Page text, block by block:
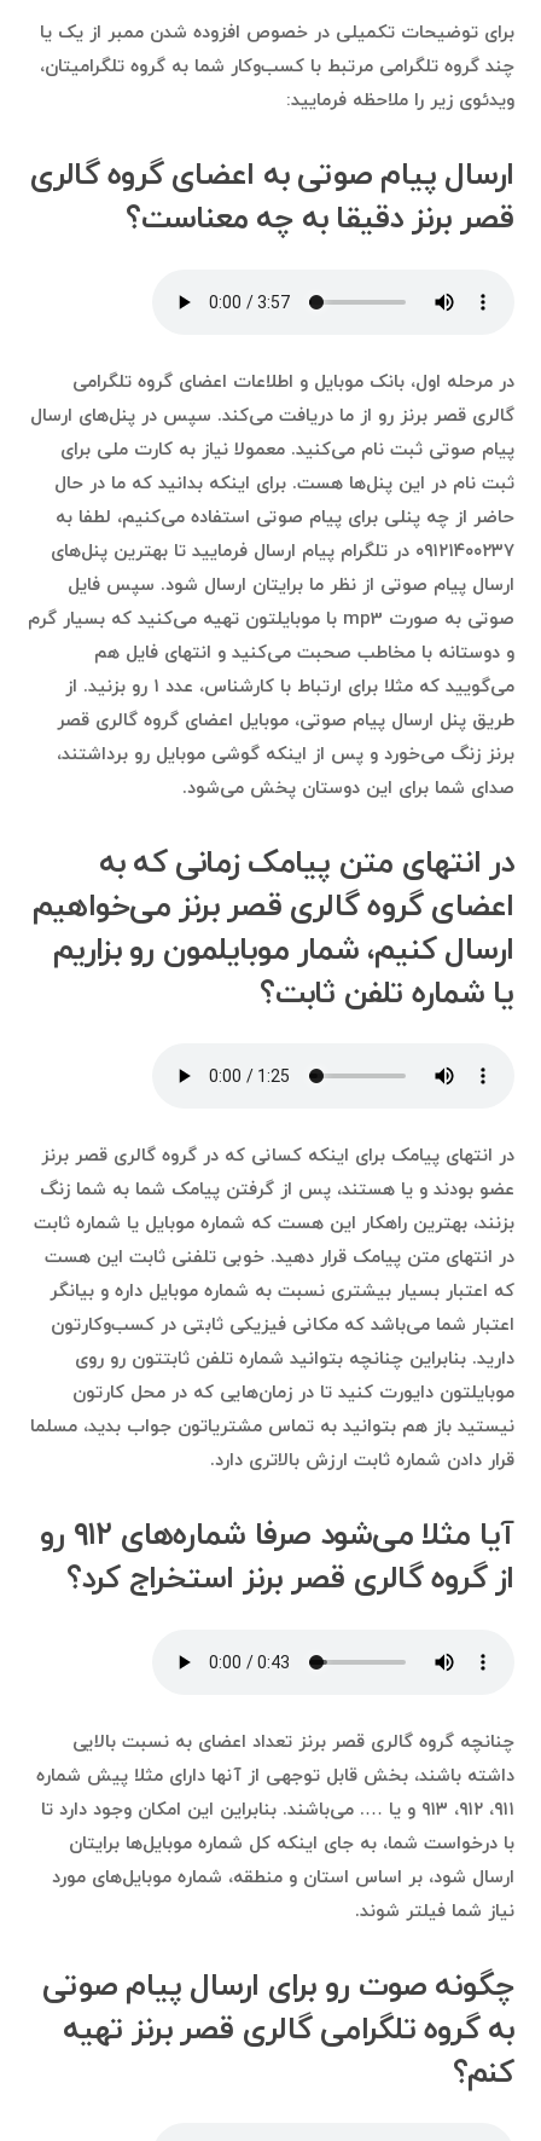
برای توضیحات تکمیلی در خصوص افزوده شدن ممبر از یک یا
چند گروه تلگرامی مرتبط با کسب‌وکار شما به گروه تلگرامیتان،
ویدئوی زیر را ملاحظه فرمایید:
ارسال پیام صوتی به اعضای گروه گالری
قصر برنز دقیقا به چه معناست؟
در مرحله اول، بانک موبایل و اطلاعات اعضای گروه تلگرامی
گالری قصر برنز رو از ما دریافت می‌کند. سپس در پنل‌های ارسال
پیام صوتی ثبت نام می‌کنید. معمولا نیاز به کارت ملی برای
ثبت نام در این پنل‌ها هست. برای اینکه بدانید که ما در حال
حاضر از چه پنلی برای پیام صوتی استفاده می‌کنیم، لطفا به
۰۹۱۲۱۴۰۰۲۳۷ در تلگرام پیام ارسال فرمایید تا بهترین پنل‌های
ارسال پیام صوتی از نظر ما برایتان ارسال شود. سپس فایل
صوتی به صورت mp3 با موبایلتون تهیه می‌کنید که بسیار گرم
و دوستانه با مخاطب صحبت می‌کنید و انتهای فایل هم
می‌گویید که مثلا برای ارتباط با کارشناس، عدد ۱ رو بزنید. از
طریق پنل ارسال پیام صوتی، موبایل اعضای گروه گالری قصر
برنز زنگ می‌خورد و پس از اینکه گوشی موبایل رو برداشتند،
صدای شما برای این دوستان پخش می‌شود.
در انتهای متن پیامک زمانی که به
اعضای گروه گالری قصر برنز می‌خواهیم
ارسال کنیم، شمار موبایلمون رو بزاریم
یا شماره تلفن ثابت؟
در انتهای پیامک برای اینکه کسانی که در گروه گالری قصر برنز
عضو بودند و یا هستند، پس از گرفتن پیامک شما به شما زنگ
بزنند، بهترین راهکار این هست که شماره موبایل یا شماره ثابت
در انتهای متن پیامک قرار دهید. خوبی تلفنی ثابت این هست
که اعتبار بسیار بیشتری نسبت به شماره موبایل داره و بیانگر
اعتبار شما می‌باشد که مکانی فیزیکی ثابتی در کسب‌وکارتون
دارید. بنابراین چنانچه بتوانید شماره تلفن ثابتتون رو روی
موبایلتون دایورت کنید تا در زمان‌هایی که در محل کارتون
نیستید باز هم بتوانید به تماس مشتریاتون جواب بدید، مسلما
قرار دادن شماره ثابت ارزش بالاتری دارد.
آیا مثلا می‌شود صرفا شماره‌های ۹۱۲ رو
از گروه گالری قصر برنز استخراج کرد؟
چنانچه گروه گالری قصر برنز تعداد اعضای به نسبت بالایی
داشته باشند، بخش قابل توجهی از آنها دارای مثلا پیش شماره
۹۱۱، ۹۱۲، ۹۱۳ و یا …. می‌باشند. بنابراین این امکان وجود دارد تا
با درخواست شما، به جای اینکه کل شماره موبایل‌ها برایتان
ارسال شود، بر اساس استان و منطقه، شماره موبایل‌های مورد
نیاز شما فیلتر شوند.
چگونه صوت رو برای ارسال پیام صوتی
به گروه تلگرامی گالری قصر برنز تهیه
کنم؟